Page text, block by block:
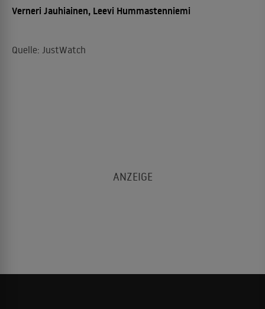
Verneri Jauhiainen, Leevi Hummastenniemi
Quelle: JustWatch